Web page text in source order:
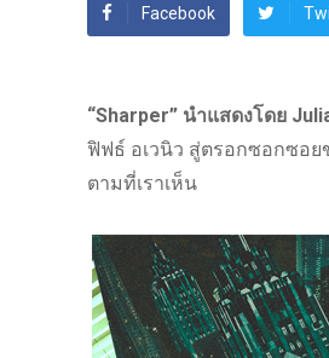
Facebook
“Sharper” นำแสดงโดย
ฟิฟธ์ อเวนิว สู่ตรอกซอกซอย
ตามที่เราเห็น